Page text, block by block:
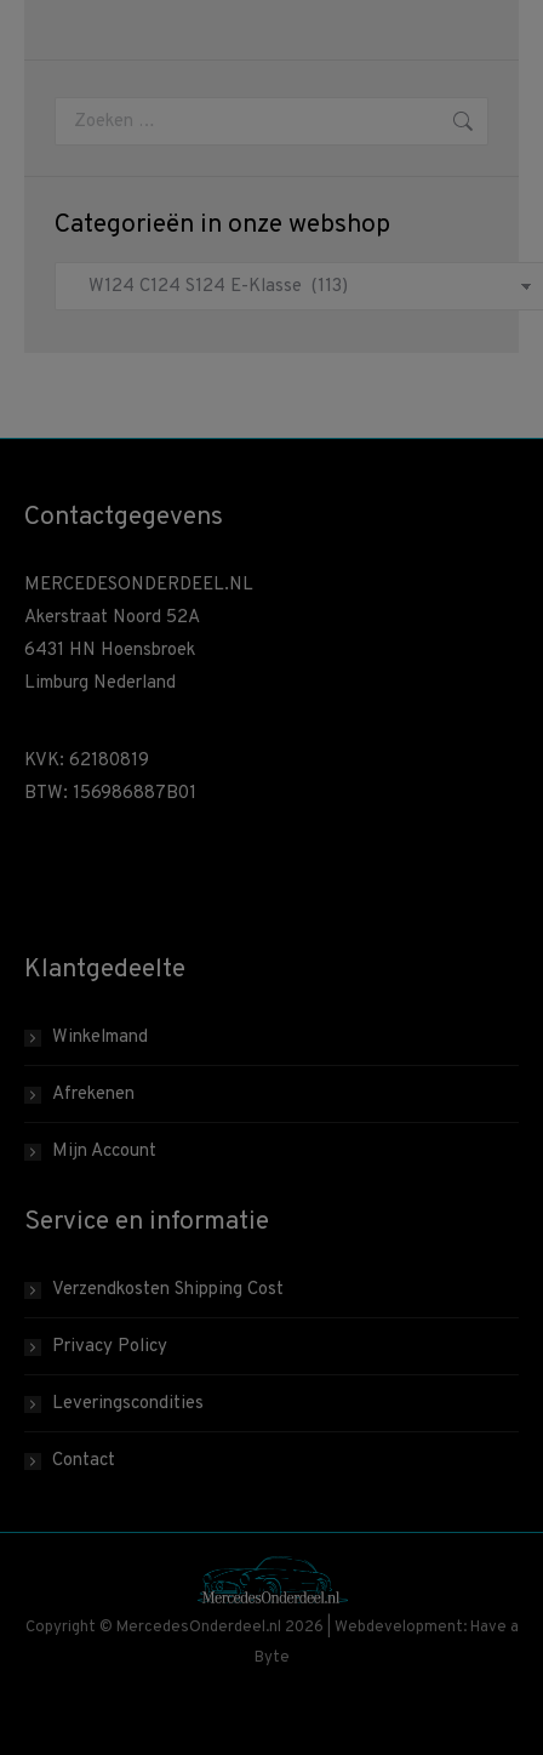
Zoeken:
Categorieën in onze webshop
Contactgegevens
MERCEDESONDERDEEL.NL
Akerstraat Noord 52A
6431 HN Hoensbroek
Limburg Nederland
KVK: 62180819
BTW: 156986887B01
Klantgedeelte
Winkelmand
Afrekenen
Mijn Account
Service en informatie
Verzendkosten Shipping Cost
Privacy Policy
Leveringscondities
Contact
Copyright © MercedesOnderdeel.nl 2026 | Webdevelopment: Have a
Byte